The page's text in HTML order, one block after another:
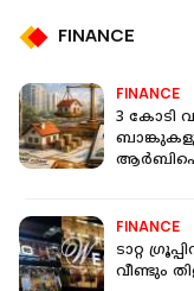
FINANCE
FINANCE
3 കോടി
FINANCE
ടാറ്റ
വീണ്ടും